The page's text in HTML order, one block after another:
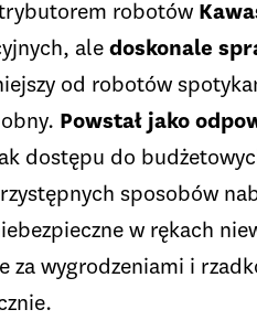
robotów
aledoskonale
od robotów
Powstał jako
dostępu do
sposobów
w rękach
za wygrodzeniami i